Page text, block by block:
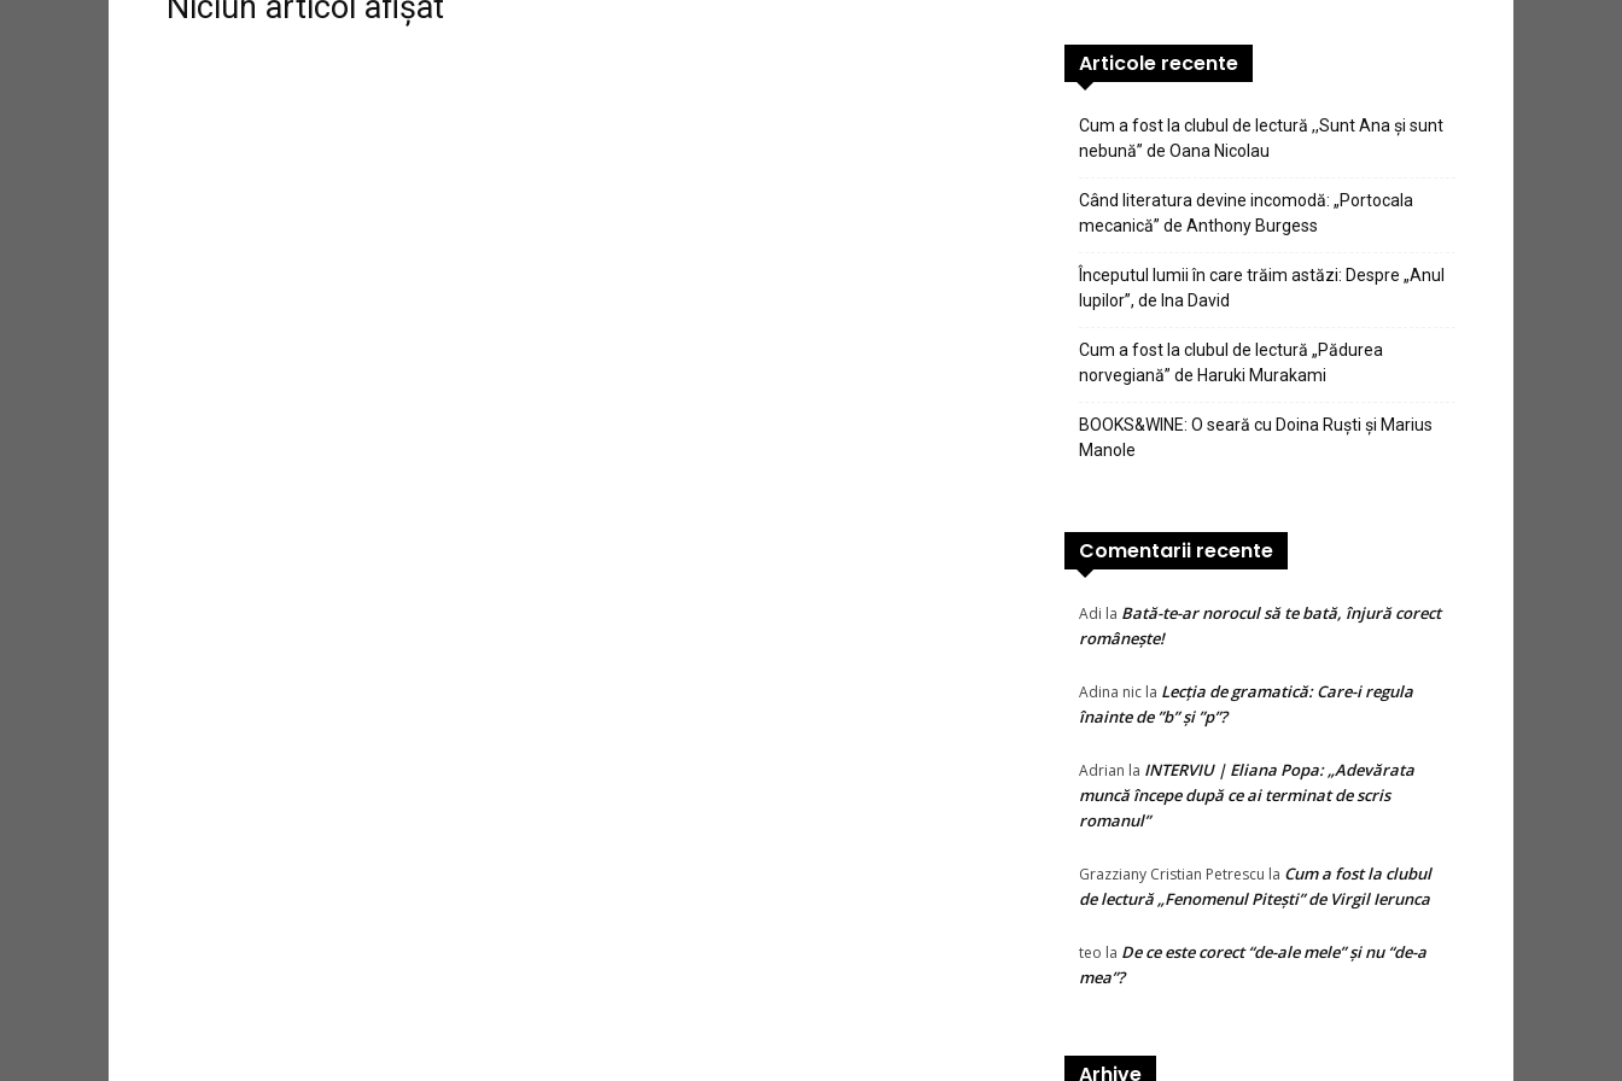
Articole recente
Cum a fost la clubul de lectură ,,Sunt Ana şi sunt
nebună” de Oana Nicolau
Când literatura devine incomodă: „Portocala
mecanică” de Anthony Burgess
Începutul lumii în care trăim astăzi: Despre „Anul
lupilor”, de Ina David
Cum a fost la clubul de lectură „Pădurea
norvegiană” de Haruki Murakami
BOOKS&WINE: O seară cu Doina Ruști și Marius
Manole
Comentarii recente
Adi la Bată-te-ar norocul să te bată, înjură corect
românește!
Adina nic la Lecția de gramatică: Care-i regula
înainte de ”b” și ”p”?
Adrian la INTERVIU | Eliana Popa: „Adevărata
muncă începe după ce ai terminat de scris
romanul”
Grazziany Cristian Petrescu la Cum a fost la clubul
de lectură „Fenomenul Pitești” de Virgil Ierunca
teo la De ce este corect “de-ale mele” și nu “de-a
mea”?
Arhive